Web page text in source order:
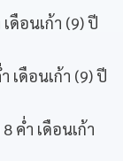
ดือนเก้า (9) ปี
เดือนเก้า (9) ปี
ค่ำ เดือนเก้า